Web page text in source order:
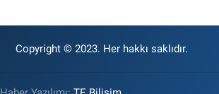
Copyright © 2023. Her hakkı saklıdır.